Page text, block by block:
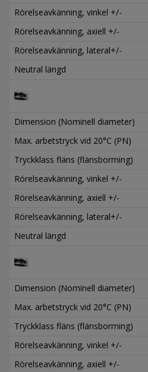
Rörelseavkänning, vinkel +/-
Rörelseavkänning, axiell +/-
Rörelseavkänning, lateral+/-
Neutral längd
Dimension (Nominell diameter)
Max. arbetstryck vid 20°C (PN)
Tryckklass fläns (flänsborrning)
Rörelseavkänning, vinkel +/-
Rörelseavkänning, axiell +/-
Rörelseavkänning, lateral+/-
Neutral längd
Dimension (Nominell diameter)
Max. arbetstryck vid 20°C (PN)
Tryckklass fläns (flänsborrning)
Rörelseavkänning, vinkel +/-
Rörelseavkänning, axiell +/-